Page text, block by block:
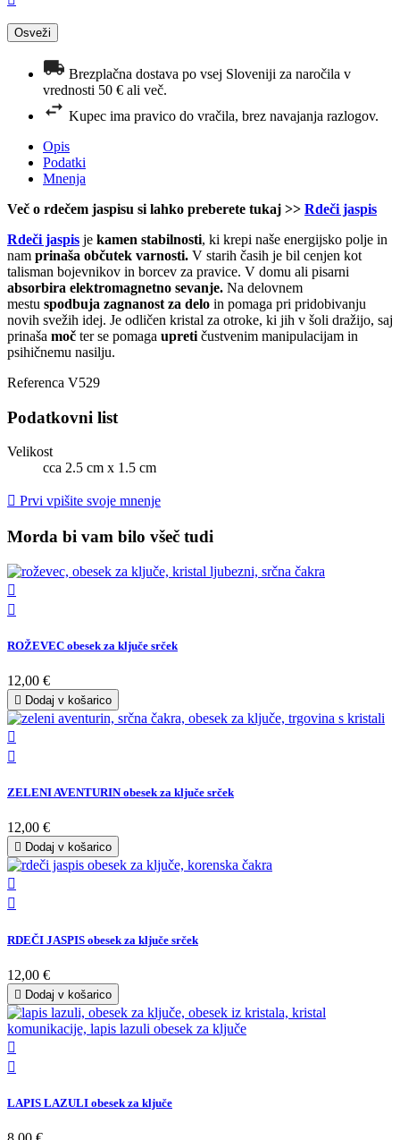
Brezplačna dostava po vsej Sloveniji za naročila v
vrednosti 50 € ali več.
Kupec ima pravico do vračila, brez navajanja razlogov.
Opis
Podatki
Mnenja
Več o rdečem jaspisu si lahko preberete tukaj >> Rdeči jaspis
Rdeči jaspis je kamen stabilnosti, ki krepi naše energijsko polje in
nam prinaša občutek varnosti. V starih časih je bil cenjen kot
talisman bojevnikov in borcev za pravice. V domu ali pisarni
absorbira elektromagnetno sevanje. Na delovnem
mestu spodbuja zagnanost za delo in pomaga pri pridobivanju
novih svežih idej. Je odličen kristal za otroke, ki jih v šoli dražijo, saj
prinaša moč ter se pomaga upreti čustvenim manipulacijam in
psihičnemu nasilju.
Referenca V529
Podatkovni list
Velikost
cca 2.5 cm x 1.5 cm
 Prvi vpišite svoje mnenje
Morda bi vam bilo všeč tudi


ROŽEVEC obesek za ključe srček
12,00 €
 Dodaj v košarico


ZELENI AVENTURIN obesek za ključe srček
12,00 €
 Dodaj v košarico


RDEČI JASPIS obesek za ključe srček
12,00 €
 Dodaj v košarico


LAPIS LAZULI obesek za ključe